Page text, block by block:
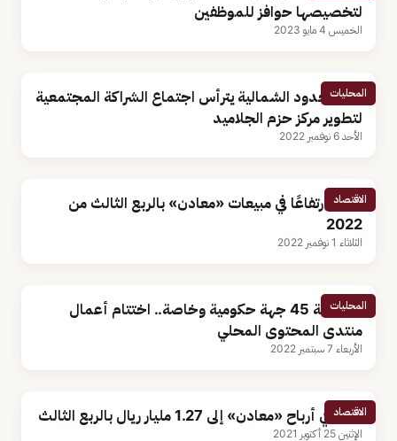
لتخصيصها حوافز للموظفين
الخميس 4 مايو 2023
المحليات
أمير الحدود الشمالية يترأس اجتماع الشراكة المجتمعية
لتطوير مركز حزم الجلاميد
الأحد 6 نوفمبر 2022
الاقتصاد
50% ارتفاعًا في مبيعات «معادن» بالربع الثالث من
2022
الثلاثاء 1 نوفمبر 2022
المحليات
بمشاركة 45 جهة حكومية وخاصة.. اختتام أعمال
منتدى المحتوى المحلي
الأربعاء 7 سبتمبر 2022
الاقتصاد
قفزة في أرباح «معادن» إلى 1.27 مليار ريال بالربع الثالث
الإثنين 25 أكتوبر 2021